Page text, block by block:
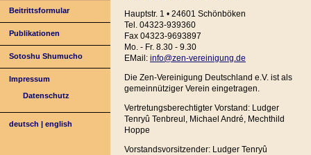
Beitrittsformular
Publikationen
Sotoshu Shumucho
Impressum
Datenschutz
deutsch |english
Hauptstr. 1 • 24601 Schönböken
Tel. 04323-939360
Fax 04323-9693897
Mo. - Fr. 8.30 - 9.30
EMail: info@zen-vereinigung.de
Die Zen-Vereinigung Deutschland e.V. ist als
gemeinnütziger Verein eingetragen.
Vertretungsberechtigter Vorstand: Ludger
Tenryû Tenbreul, Michael André, Mechthild
Hoppe
Vorstandsvorsitzender: Ludger Tenryû